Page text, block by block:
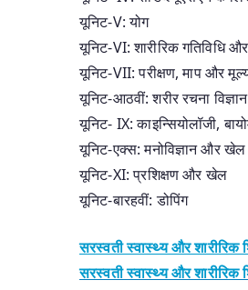
यूनिट-V: योग
यूनिट-VI: शारीरिक गतिविधि
यूनिट-VII: परीक्षण, माप और
यूनिट-आठवीं: शरीर रचना
यूनिट- IX: काइन्सियोलॉजी,
यूनिट-एक्स: मनोविज्ञान और खेल
यूनिट-XI: प्रशिक्षण और खेल
यूनिट-बारहवीं: डोपिंग
सरस्वती स्वास्थ्य और शारीरिक
सरस्वती स्वास्थ्य और शारीरिक